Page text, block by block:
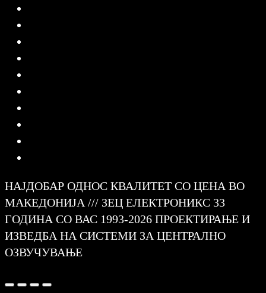
НАЈДОБАР ОДНОС КВАЛИТЕТ СО ЦЕНА ВО
МАКЕДОНИЈА /// ЗЕЦ ЕЛЕКТРОНИКС 33
ГОДИНА СО ВАС 1993-2026 ПРОЕКТИРАЊЕ И
ИЗВЕДБА НА СИСТЕМИ ЗА ЦЕНТРАЛНО
ОЗВУЧУВАЊЕ